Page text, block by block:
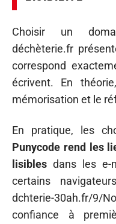
Choisir un
déchèterie.fr
correspond
écrivent. En
mémorisation et le
En pratique, les
Punycode rend les
lisibles dans les e-
certains
dchterie-30ah.fr/9/
confiance à